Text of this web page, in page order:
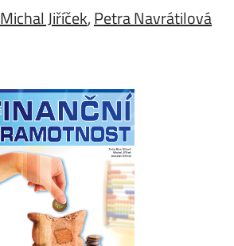
Michal Jiříček,Petra Navrátilová